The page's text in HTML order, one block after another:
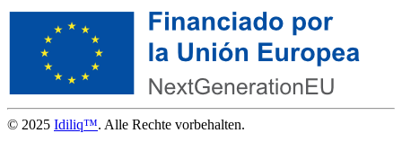
© 2025 Idiliq™. Alle Rechte vorbehalten.